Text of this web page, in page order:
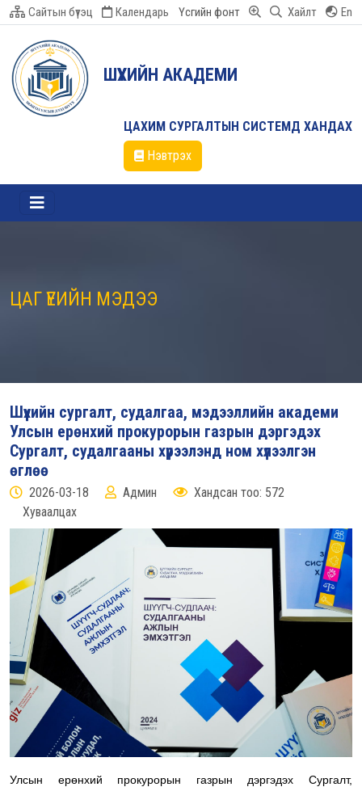
Сайтын бүтэц Календарь Үсгийн фонт Хайлт En
ШҮҮХИЙН АКАДЕМИ
ЦАХИМ СУРГАЛТЫН СИСТЕМД ХАНДАХ
Нэвтрэх
ЦАГ ҮЕИЙН МЭДЭЭ
Шүүхийн сургалт, судалгаа, мэдээллийн академи
Улсын ерөнхий прокурорын газрын дэргэдэх
Сургалт, судалгааны хүрээлэнд ном хүлээлгэн
өглөө
2026-03-18 Админ
Хандсан тоо: 572
Хуваалцах
Улсын ерөнхий прокурорын газрын дэргэдэх Сургалт,